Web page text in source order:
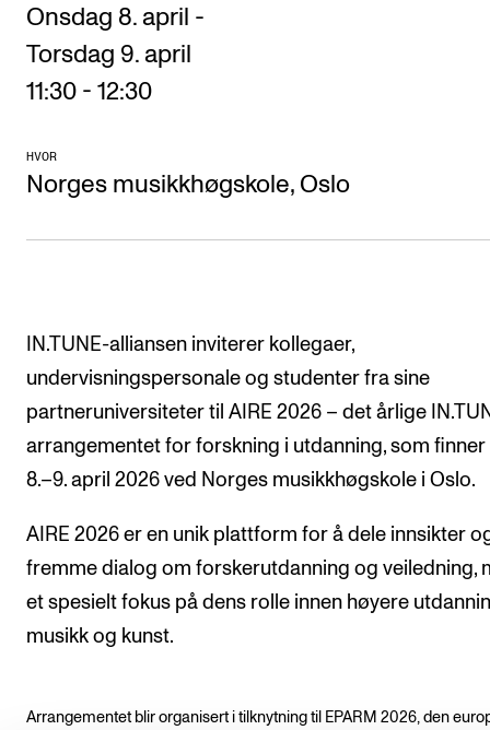
AKTUELT
Arrangementer og konserter
Nyheter og historier
Om Norges musikkhøgskole
Onsdag 8. april -
Torsdag 9. april
11:30 - 12:30
HVOR
Norges musikkhøgskole, Oslo
IN.TUNE-alliansen inviterer kollegaer,
undervisningspersonale og studenter fra sine
partneruniversiteter til AIRE 2026 – det årlige
arrangementet for forskning i utdanning, som finner
8.–9. april 2026 ved Norges musikkhøgskole i Oslo.
AIRE 2026 er en unik plattform for å dele innsikter
fremme dialog om forskerutdanning og veiledning,
et spesielt fokus på dens rolle innen høyere
musikk og kunst.
Arrangementet blir organisert i tilknytning til EPARM 2026, den